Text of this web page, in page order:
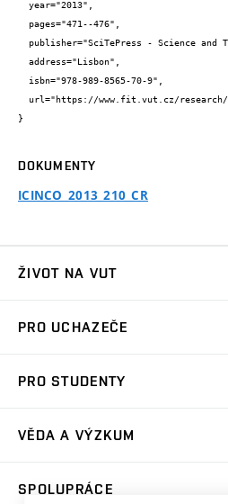
}
DOKUMENTY
ICINCO_2013_210_CR
ŽIVOT NA VUT
Koleje
Sport na VUT
PRO UCHAZEČE
Dny otevřených dveří
Celoživotní vzdělávání
PRO STUDENTY
Harmonogram akademického roku
Zpracování osobních údajů studentů
Sociální bezpečí
VĚDA A VÝZKUM
SPOLUPRÁCE